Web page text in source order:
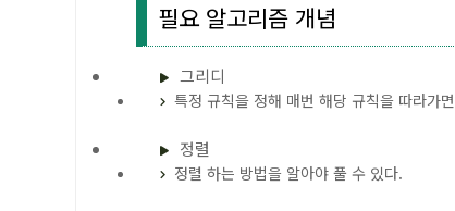
필요 알고리즘 개념
그리디
특정 규칙을 정해 매번 해당 규칙을 따라가
정렬
정렬 하는 방법을 알아야 풀 수 있다.